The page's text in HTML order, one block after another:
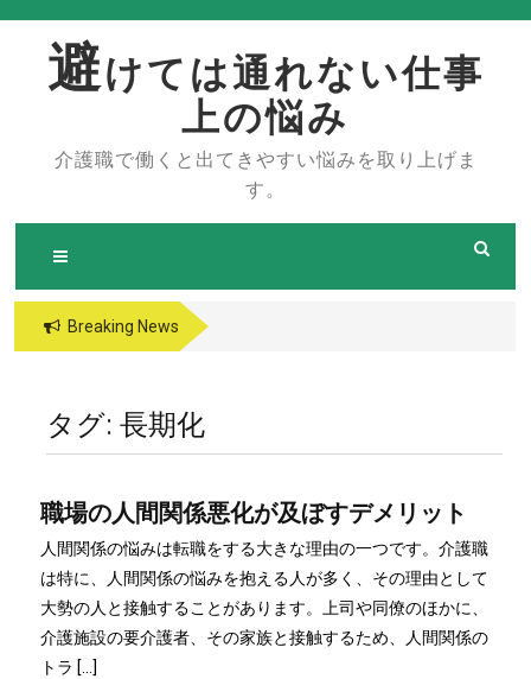
避けては通れない仕事
上の悩み
介護職で働くと出てきやすい悩みを取り上げま
す。
Breaking News
タグ: 長期化
職場の人間関係悪化が及ぼすデメリット
人間関係の悩みは転職をする大きな理由の一つです。介護職
は特に、人間関係の悩みを抱える人が多く、その理由として
大勢の人と接触することがあります。上司や同僚のほかに、
介護施設の要介護者、その家族と接触するため、人間関係の
トラ […]